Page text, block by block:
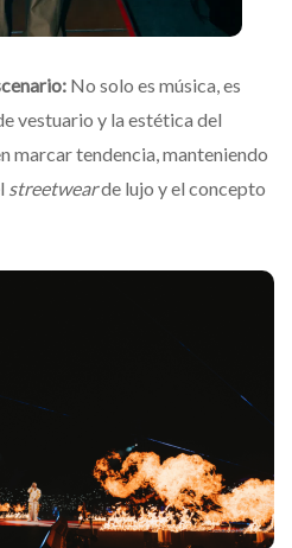
No solo es música, es
vestuario y la estética del
marcar tendencia, manteniendo
streetwearde lujo y el concepto